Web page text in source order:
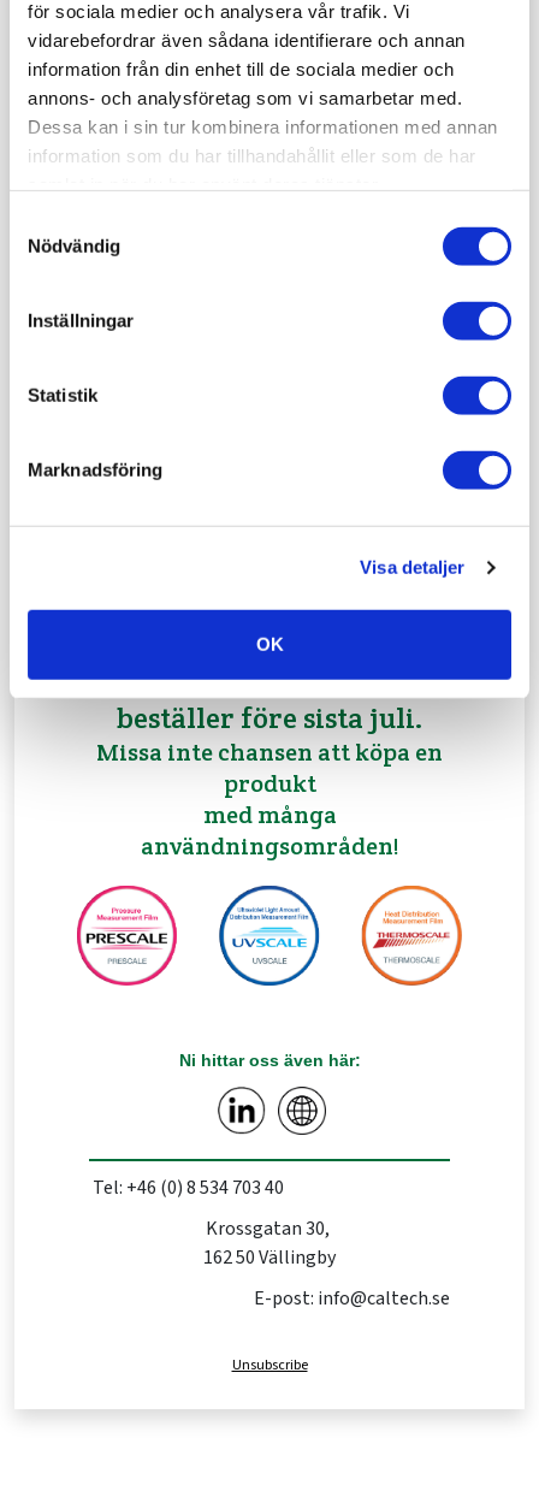
för sociala medier och analysera vår trafik. Vi
vidarebefordrar även sådana identifierare och annan
information från din enhet till de sociala medier och
annons- och analysföretag som vi samarbetar med.
Dessa kan i sin tur kombinera informationen med annan
information som du har tillhandahållit eller som de har
Nödvändig
Inställningar
Statistik
Marknadsföring
Visa detaljer
OK
Vi erbjuder även12%
rabatt
i Flukes Calibration
*Gäller ej Fluke 1524
Katalogen i PDF
Ni får nu10%rabatt på
Fujifilm vid order
av 2 eller fler rullar när ni
beställer före sista juli.
Missa inte chansen att köpa en
produkt
med många
användningsområden!
Ni hittar oss även här:
Tel: +46 (0) 8 534 703 40
Krossgatan 30,
162 50 Vällingby
E-post: info@caltech.se
Unsubscribe